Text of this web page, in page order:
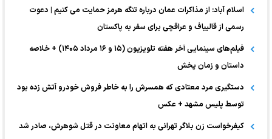
اسلام آباد: از مذاکرات عمان درباره تنگه هرمز حمایت می کنیم | دعوت
رسمی از قالیباف و عراقچی برای سفر به پاکستان
فیلم‌های سینمایی آخر هفته تلویزیون (۱۵ و ۱۶ مرداد ۱۴۰۵) + خلاصه
داستان و زمان پخش
دستگیری مرد معتادی که همسرش را به خاطر فروش خودرو آتش زده بود
توسط پلیس مشهد + عکس
کیفرخواست زن بلاگر تهرانی به اتهام معاونت در قتل شوهرش، صادر شد